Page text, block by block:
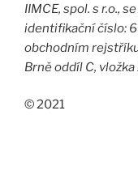
IIMCE, spol. s r.o.,
identifikační číslo:
obchodním
Brně oddíl C, vložka
©2021